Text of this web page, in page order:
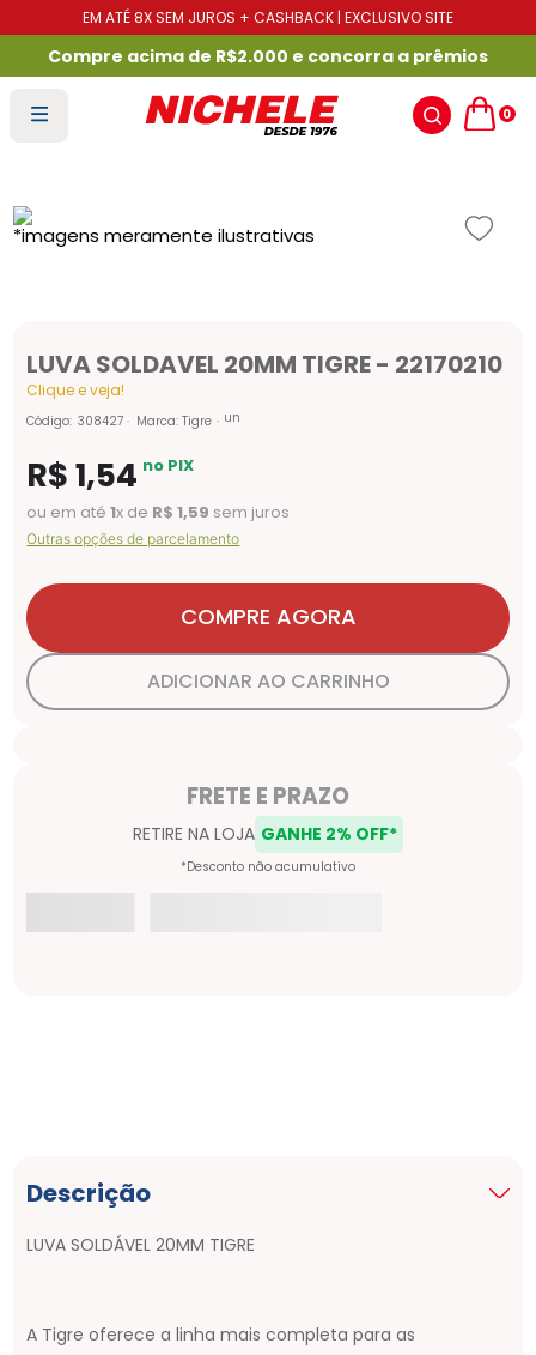
EM ATÉ 8X SEM JUROS + CASHBACK | EXCLUSIVO SITE
Compre acima de R$2.000 e concorra a prêmios
0
LUVA SOLDAVEL 20MM TIGRE - 22170210
Clique e veja!
Código: 308427 Marca:Tigre un
R$1,54 no PIX
ou em até1x de R$ 1,59 sem juros
Outras opções de parcelamento
COMPRE AGORA
ADICIONAR AO CARRINHO
Descrição
LUVA SOLDÁVEL 20MM TIGRE
A Tigre oferece a linha mais completa para as